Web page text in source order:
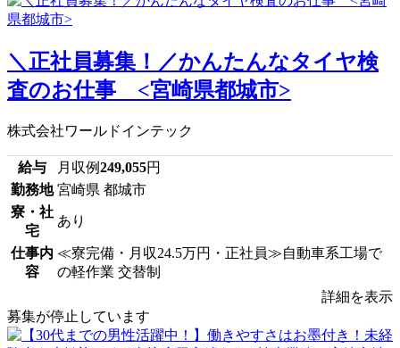
＼正社員募集！／かんたんなタイヤ検
査のお仕事 <宮崎県都城市>
株式会社ワールドインテック
給与 月収例249,055円
勤務地 宮崎県 都城市
寮・社
宅
あり
仕事内
容
≪寮完備・月収24.5万円・正社員≫自動車系工場で
の軽作業 交替制
詳細を表示
募集が停止しています